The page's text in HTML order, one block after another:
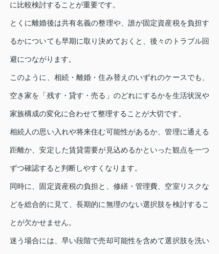
に比較検討することが重要です。
とくに離婚後は共有名義の整理や、誰が固定資産税を負担す
るかについても早期に取り決めておくと、後々のトラブル回
避につながります。
このように、相続・離婚・住み替えのいずれのケースでも、
空き家を「残す・貸す・売る」のどれにするかを生活状況や
家族構成の変化に合わせて整理することが大切です。
相続人の思い入れや将来住む可能性があるか、管理に通える
距離か、安定した賃貸需要が見込めるかといった観点を一つ
ずつ確認すると判断しやすくなります。
同時に、固定資産税の負担と、修繕・管理費、空室リスクな
どを総合的に見て、長期的に無理のない選択肢を検討するこ
とが欠かせません。
迷う場合には、早い段階で売却可能性を含めて選択肢を洗い